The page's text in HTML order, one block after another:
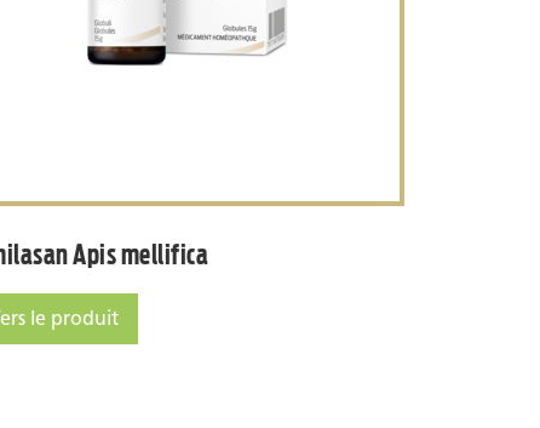
Apis mellifica
Apis mellifica
le produit